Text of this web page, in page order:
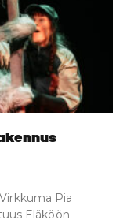
Pia
Eläköön